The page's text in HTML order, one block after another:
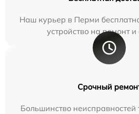
Наш курьер в Перми
устройство на ремонт и
Срочный
Большинство неисправностей